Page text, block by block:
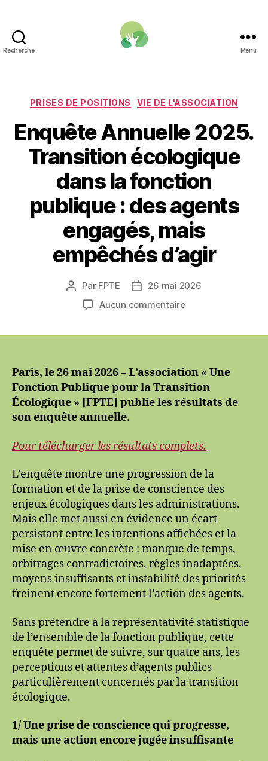
Recherche
pour
transition
écologique
Menu
Catégories
PRISES DE POSITIONS VIE DE L'ASSOCIATION
Enquête Annuelle 2025.
Transition écologique
dans la fonction
publique : des agents
engagés, mais
empêchés d’agir
Auteur
l’article
Par FPTE
Date26 mai 2026
Aucun commentairesur
écologique
dans
la
fonction
agents
mais
empêchés
d’agir
Paris, le 26 mai 2026 – L’association « Une
Fonction Publique pour la Transition
Écologique » [FPTE] publie les résultats de
son enquête annuelle.
Pour télécharger les résultats complets.
L’enquête montre une progression de la
formation et de la prise de conscience des
enjeux écologiques dans les administrations.
Mais elle met aussi en évidence un écart
persistant entre les intentions affichées et la
mise en œuvre concrète : manque de temps,
arbitrages contradictoires, règles inadaptées,
moyens insuffisants et instabilité des priorités
freinent encore fortement l’action des agents.
Sans prétendre à la représentativité statistique
de l’ensemble de la fonction publique, cette
enquête permet de suivre, sur quatre ans, les
perceptions et attentes d’agents publics
particulièrement concernés par la transition
écologique.
1/ Une prise de conscience qui progresse,
mais une action encore jugée insuffisante